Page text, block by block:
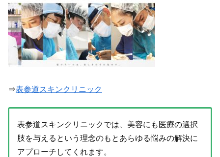
⇒表参道スキンクリニック
表参道スキンクリニックでは、美容にも医療の選択
肢を与えるという理念のもとあらゆる悩みの解決に
アプローチしてくれます。